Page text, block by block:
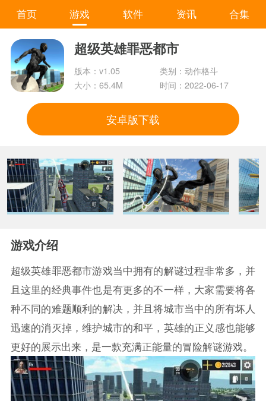
首页 游戏 软件 资讯 合集
超级英雄罪恶都市
版本：v1.05
类别：动作格斗
大小：65.4M
时间：2022-06-17
安卓版下载
游戏介绍
超级英雄罪恶都市游戏当中拥有的解谜过程非常多，并
且这里的经典事件也是有更多的不一样，大家需要将各
种不同的难题顺利的解决，并且将城市当中的所有坏人
迅速的消灭掉，维护城市的和平，英雄的正义感也能够
更好的展示出来，是一款充满正能量的冒险解谜游戏。